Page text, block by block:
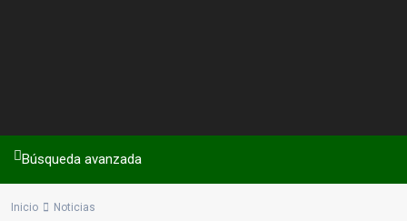
Búsqueda avanzada
Inicio
Noticias